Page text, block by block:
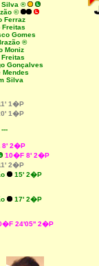
Silva ®
©
Ferraz
Freitas
Gomes
®
Moniz
Gonçalves
Mendes
Silva
1�P
1�P
8' 2�P
10�F 8' 2�P
2�P
15' 2�P
17' 2�P
24'05'' 2�P